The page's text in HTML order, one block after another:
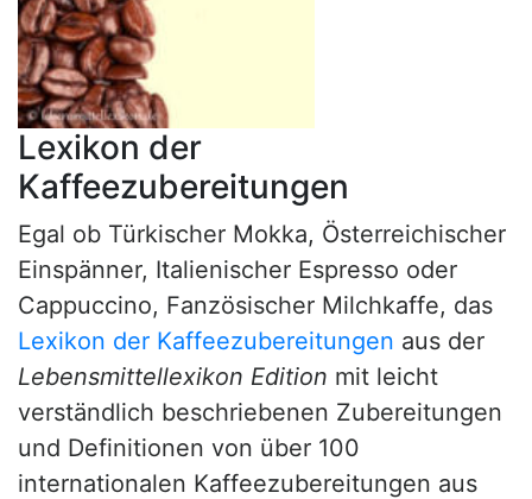
Lexikon der
Kaffeezubereitungen
Egal ob Türkischer Mokka, Österreichischer
Einspänner, Italienischer Espresso oder
Cappuccino, Fanzösischer Milchkaffe, das
Lexikon der Kaffeezubereitungen aus der
Lebensmittellexikon Edition mit leicht
verständlich beschriebenen Zubereitungen
und Definitionen von über 100
internationalen Kaffeezubereitungen aus